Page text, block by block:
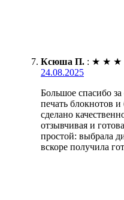
Ксюша П. : ★ ★ ★
24.08.2025
Большое спасибо
печать блокнотов
сделано
отзывчивая и
простой: выбрала
вскоре получила